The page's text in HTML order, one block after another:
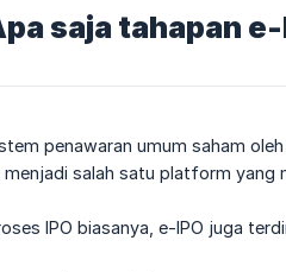
saja tahapan e-
penawaran umum saham
salah satu platform yang
IPO biasanya, e-IPO juga